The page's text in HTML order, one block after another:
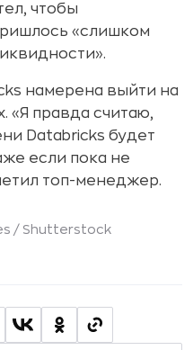
чтобы
«слишком
намерена выйти на
«Я правда считаю,
Databricks будет
если пока не
топ-менеджер.
/ Shutterstock